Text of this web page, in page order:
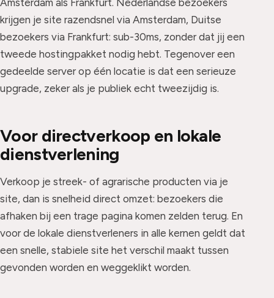
Amsterdam als Frankfurt. Nederlandse bezoekers
krijgen je site razendsnel via Amsterdam, Duitse
bezoekers via Frankfurt: sub-30ms, zonder dat jij een
tweede hostingpakket nodig hebt. Tegenover een
gedeelde server op één locatie is dat een serieuze
upgrade, zeker als je publiek echt tweezijdig is.
Voor directverkoop en lokale
dienstverlening
Verkoop je streek- of agrarische producten via je
site, dan is snelheid direct omzet: bezoekers die
afhaken bij een trage pagina komen zelden terug. En
voor de lokale dienstverleners in alle kernen geldt dat
een snelle, stabiele site het verschil maakt tussen
gevonden worden en weggeklikt worden.